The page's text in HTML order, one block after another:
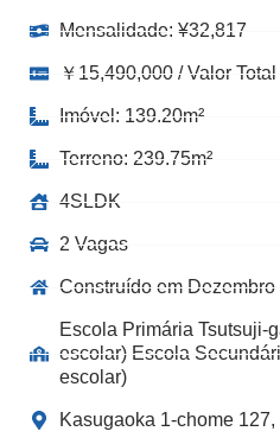
Mensalidade: ¥32,817
￥15,490,000 / Valor Total
Imóvel: 139.20m²
Terreno: 239.75m²
4SLDK
2 Vagas
Construído em Dezembro
Escola Primária Tsutsuji-
escolar) Escola
escolar)
Kasugaoka 1-chome